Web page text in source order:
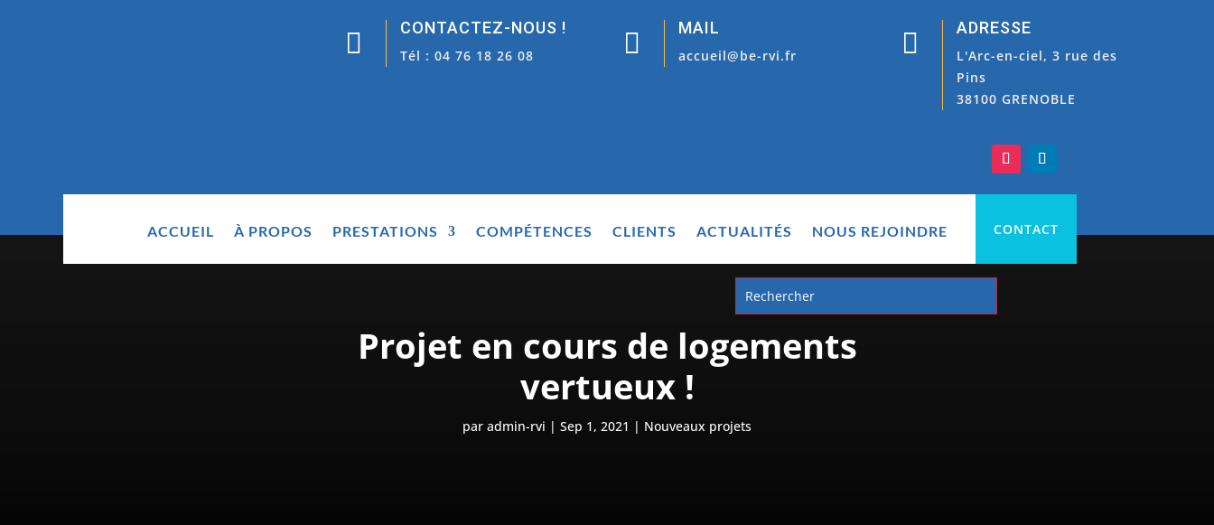
 CONTACTEZ-NOUS !
Tél : 04 76 18 26 08  MAIL
accueil@be-rvi.fr  ADRESSE
L'Arc-en-ciel, 3 rue des
Pins
38100 GRENOBLE
ACCUEIL À PROPOS PRESTATIONS COMPÉTENCES CLIENTS ACTUALITÉS NOUS REJOINDRE CONTACT
Projet en cours de logements
vertueux !
par admin-rvi Sep 1, 2021 Nouveaux projets